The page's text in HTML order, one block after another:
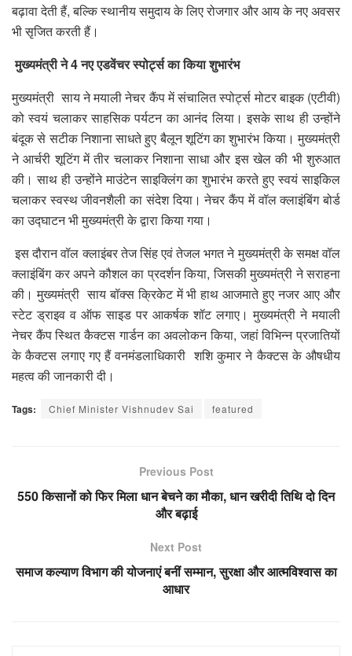
बढ़ावा देती हैं, बल्कि स्थानीय समुदाय के लिए रोजगार और आय के नए अवसर
भी सृजित करती हैं।
मुख्यमंत्री ने 4 नए एडवेंचर स्पोर्ट्स का किया शुभारंभ
मुख्यमंत्री साय ने मयाली नेचर कैंप में संचालित स्पोर्ट्स मोटर बाइक (एटीवी)
को स्वयं चलाकर साहसिक पर्यटन का आनंद लिया। इसके साथ ही उन्होंने
बंदूक से सटीक निशाना साधते हुए बैलून शूटिंग का शुभारंभ किया। मुख्यमंत्री
ने आर्चरी शूटिंग में तीर चलाकर निशाना साधा और इस खेल की भी शुरुआत
की। साथ ही उन्होंने माउंटेन साइक्लिंग का शुभारंभ करते हुए स्वयं साइकिल
चलाकर स्वस्थ जीवनशैली का संदेश दिया। नेचर कैंप में वॉल क्लाइंबिंग बोर्ड
का उद्घाटन भी मुख्यमंत्री के द्वारा किया गया।
इस दौरान वॉल क्लाइंबर तेज सिंह एवं तेजल भगत ने मुख्यमंत्री के समक्ष वॉल
क्लाइंबिंग कर अपने कौशल का प्रदर्शन किया, जिसकी मुख्यमंत्री ने सराहना
की। मुख्यमंत्री साय बॉक्स क्रिकेट में भी हाथ आजमाते हुए नजर आए और
स्टेट ड्राइव व ऑफ साइड पर आकर्षक शॉट लगाए। मुख्यमंत्री ने मयाली
नेचर कैंप स्थित कैक्टस गार्डन का अवलोकन किया, जहां विभिन्न प्रजातियों
के कैक्टस लगाए गए हैं वनमंडलाधिकारी शशि कुमार ने कैक्टस के औषधीय
महत्व की जानकारी दी।
Tags: Chief Minister Vishnudev Sai featured
Previous Post
550 किसानों को फिर मिला धान बेचने का मौका, धान खरीदी तिथि दो दिन
और बढ़ाई
Next Post
समाज कल्याण विभाग की योजनाएं बनीं सम्मान, सुरक्षा और आत्मविश्वास का
आधार